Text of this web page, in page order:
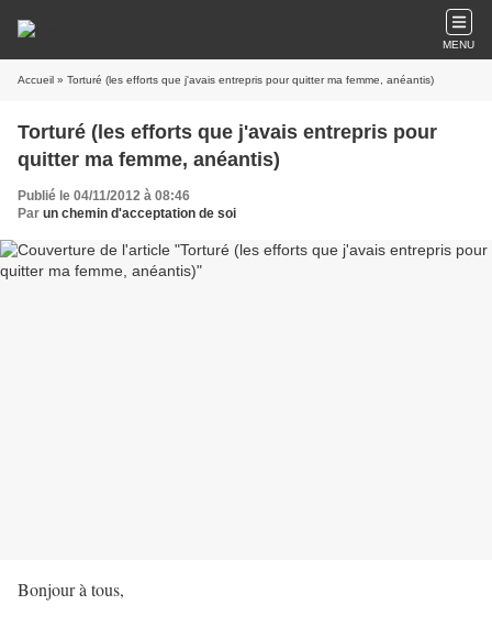
MENU
Accueil » Torturé (les efforts que j'avais entrepris pour quitter ma femme, anéantis)
Torturé (les efforts que j'avais entrepris pour
quitter ma femme, anéantis)
Publié le 04/11/2012 à 08:46
Par un chemin d'acceptation de soi
Bonjour à tous,